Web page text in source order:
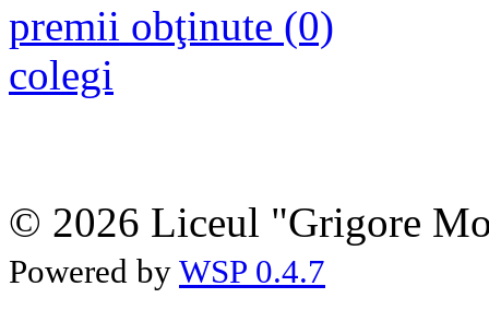
premii obţinute (0)
colegi
© 2026 Liceul "Grigore
Powered by WSP 0.4.7